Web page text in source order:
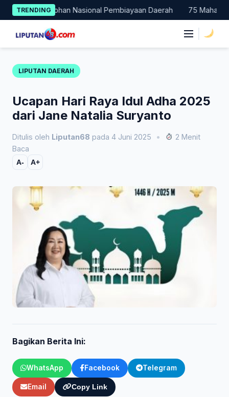
Skip
to
content
TRENDING
Percontohan Nasional Pembiayaan Daerah 75 Mahasiswa
LIPUTAN DAERAH
Ucapan Hari Raya Idul Adha 2025
dari Jane Natalia Suryanto
Ditulis oleh Liputan68 pada 4 Juni 2025 •
2 Menit
Baca
A- A+
Bagikan Berita Ini:
WhatsApp Facebook Telegram
Email Copy Link